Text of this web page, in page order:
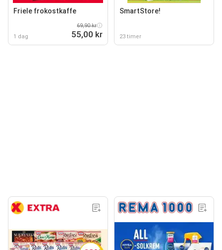
Friele frokostkaffe
1 dag
69,90 kr
55,00 kr
SmartStore!
23 timer